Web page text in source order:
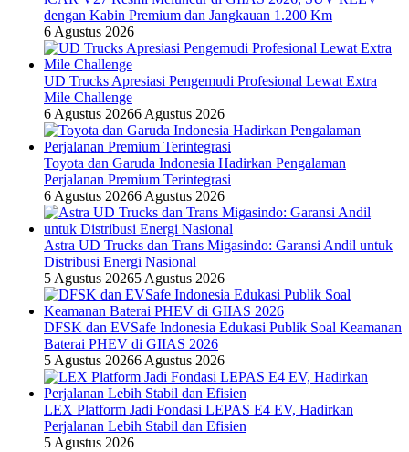
dengan Kabin Premium dan Jangkauan 1.200 Km
6 Agustus 2026
UD Trucks Apresiasi Pengemudi Profesional Lewat Extra
Mile Challenge
6 Agustus 20266 Agustus 2026
Toyota dan Garuda Indonesia Hadirkan Pengalaman
Perjalanan Premium Terintegrasi
6 Agustus 20266 Agustus 2026
Astra UD Trucks dan Trans Migasindo: Garansi Andil untuk
Distribusi Energi Nasional
5 Agustus 20265 Agustus 2026
DFSK dan EVSafe Indonesia Edukasi Publik Soal Keamanan
Baterai PHEV di GIIAS 2026
5 Agustus 20266 Agustus 2026
LEX Platform Jadi Fondasi LEPAS E4 EV, Hadirkan
Perjalanan Lebih Stabil dan Efisien
5 Agustus 2026